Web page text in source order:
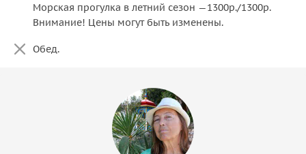
Морская прогулка в летний сезон —1300р./1300р.
Внимание! Цены могут быть изменены.
Обед.